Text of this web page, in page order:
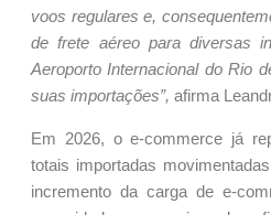
voos regulares e,
de frete aéreo para diversas
Aeroporto Internacional do Rio
suas importações”, afirma
Em 2026, o e-commerce já
totais importadas
incremento da carga de e-